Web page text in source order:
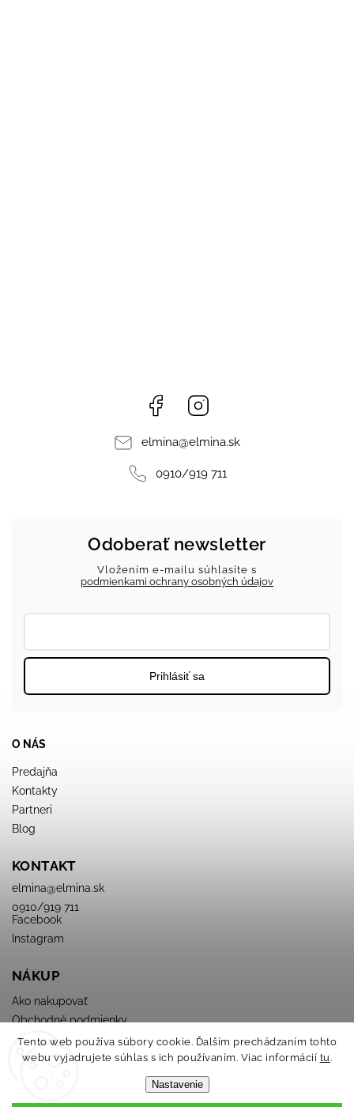
Tento web používa súbory cookie. Ďalším prechádzaním tohto
webu vyjadrujete súhlas s ich používaním. Viac informácií tu.
Nastavenie
Facebook
elmina@elmina.sk
0910/919 711
O NÁS
Predajňa
Kontakty
Partneri
Blog
KONTAKT
elmina@elmina.sk
0910/919 711
Facebook
Instagram
NÁKUP
Ako nakupovať
Obchodné podmienky
Podmienky ochrany osobných údajov
Odoberať newsletter
Vložením e-mailu súhlasíte s
podmienkami ochrany osobných údajov
Prihlásiť sa